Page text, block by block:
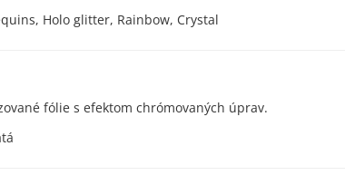
Holo glitter, Rainbow, Crystal
fólie s efektom chrómovaných úprav.